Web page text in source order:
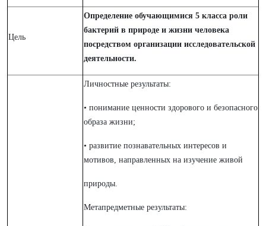
Цель
Определение обучающимися 5 класса роли
бактерий в природе и жизни человека
посредством организации исследовательской
деятельности.
Личностные результаты:
• понимание ценности здорового и безопасного
образа жизни;
• развитие познавательных интересов и
мотивов, направленных на изучение живой
природы.
Метапредметные результаты: